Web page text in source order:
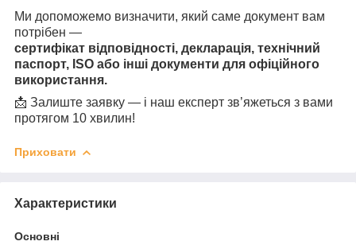
Ми допоможемо визначити, який саме документ вам
потрібен —
сертифікат відповідності, декларація, технічний
паспорт, ISO або інші документи для офіційного
використання.
📩 Залиште заявку — і наш експерт зв’яжеться з вами
протягом 10 хвилин!
Приховати
Характеристики
Основні